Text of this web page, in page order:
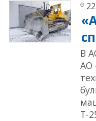
В
АО
Т-